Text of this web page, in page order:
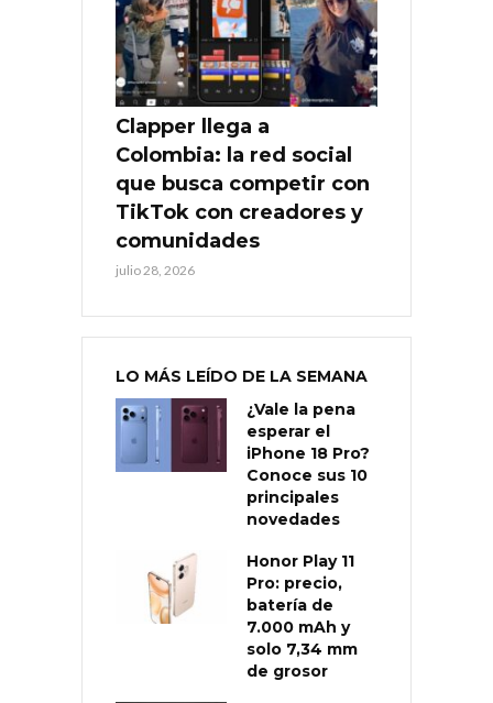
Clapper llega a
Colombia: la red social
que busca competir con
TikTok con creadores y
comunidades
julio 28, 2026
LO MÁS LEÍDO DE LA SEMANA
¿Vale la pena
esperar el
iPhone 18 Pro?
Conoce sus 10
principales
novedades
Honor Play 11
Pro: precio,
batería de
7.000 mAh y
solo 7,34 mm
de grosor